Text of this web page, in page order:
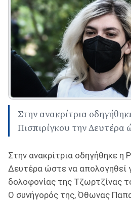
Στην ανακρίτρια
Πισπιρίγκου την Δευτέρα
Στην ανακρίτρια οδηγήθηκε η
Δευτέρα ώστε να απολογηθεί
δολοφονίας της Τζωρτζίνας
Ο συνήγορός της, Όθωνας